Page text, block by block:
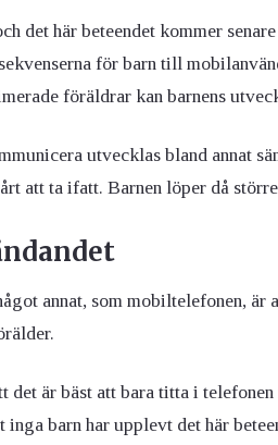
det här beteendet kommer
för barn till
föräldrar kan barnens
utvecklas bland annat
att ta ifatt. Barnen löper då
annat, som mobiltelefonen, är
det är bäst att bara titta i
barn har upplevt det här